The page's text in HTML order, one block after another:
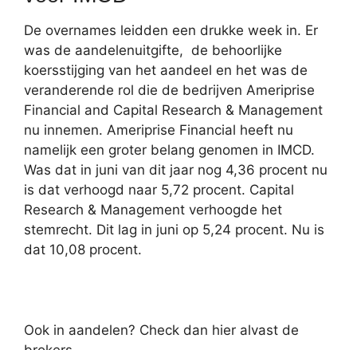
De overnames leidden een drukke week in. Er
was de aandelenuitgifte, de behoorlijke
koersstijging van het aandeel en het was de
veranderende rol die de bedrijven Ameriprise
Financial and Capital Research & Management
nu innemen. Ameriprise Financial heeft nu
namelijk een groter belang genomen in IMCD.
Was dat in juni van dit jaar nog 4,36 procent nu
is dat verhoogd naar 5,72 procent. Capital
Research & Management verhoogde het
stemrecht. Dit lag in juni op 5,24 procent. Nu is
dat 10,08 procent.
Ook in aandelen? Check dan hier alvast de